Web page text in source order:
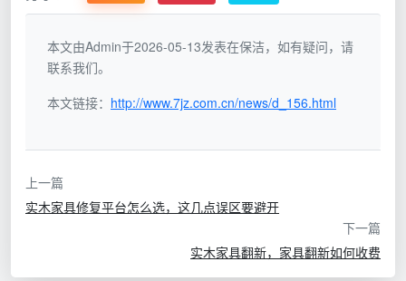
务内容，用户可以自行选择。
3. 选对服务项目
在万师傅平台上，客户可以选择的家具相关服务项
家具美容养护方面的需求，也需要认真选择服务项目，
在线下单之后，等待师傅上门提供服务。
要找专业的家具美容师，直接到万师傅平台就可以
了，这里有专业的家具美容方面的服务，也有更优质的
本文由Admin于2026-05-13发表在保洁，如有疑问，请
联系我们。
本文链接： http://www.7jz.com.cn/news/d_156.html
上一篇
实木家具修复平台怎么选，这几点误区要避开
下一篇
实木家具翻新，家具翻新如何收费